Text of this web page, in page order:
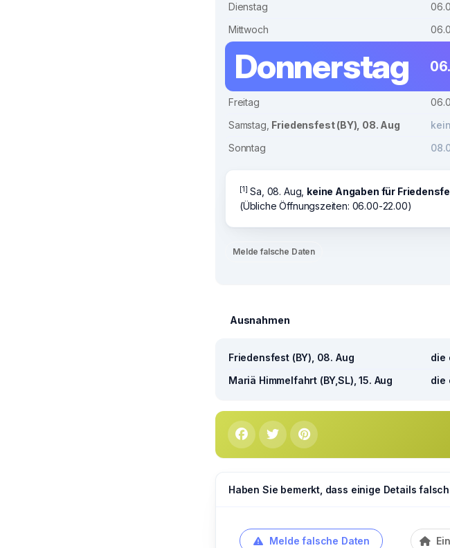
Dienstag
Mittwoch
Donnerstag
Freitag
Samstag, Friedensfest (BY), 08. Aug
Sonntag
[1] Sa, 08. Aug, keine Angaben für
(Übliche Öffnungszeiten: 06.00-22.00)
Melde falsche Daten
Ausnahmen
Friedensfest (BY), 08. Aug
die
Mariä Himmelfahrt (BY,SL), 15. Aug
die
Haben Sie bemerkt, dass einige Details
Melde falsche Daten